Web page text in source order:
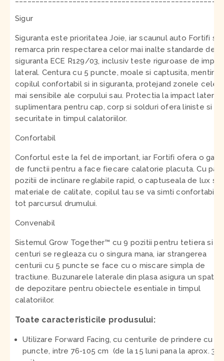
Sigur
Siguranta este prioritatea Joie, iar scaunul auto Fortifi se
remarca prin respectarea celor mai inalte standarde de
siguranta ECE R129/03, inclusiv teste riguroase de
lateral. Centura cu 5 puncte, moale si captusita, mentine
copilul confortabil si in siguranta, protejand zonele cele
mai sensibile ale corpului sau. Protectia la impact lateral
suplimentara pentru cap, corp si solduri ofera liniste si
securitate in timpul calatoriilor.
Confortabil
Confortul este la fel de important, iar Fortifi ofera o
de functii pentru a face fiecare calatorie placuta. Cu
pozitii de inclinare reglabile rapid, o captuseala de lux si
materiale de calitate, copilul tau se va simti confortabil
tot parcursul drumului.
Convenabil
Sistemul Grow Together™ cu 9 pozitii pentru tetiera si
centuri se regleaza cu o singura mana, iar strangerea
centurii cu 5 puncte se face cu o miscare simpla de
tractiune. Buzunarele laterale din plasa asigura un spatiu
de depozitare pentru obiectele esentiale in timpul
calatoriilor.
Toate caracteristicile produsului:
Utilizare Forward Facing, cu centurile de prindere cu 5
puncte, intre 76-105 cm (de la 15 luni pana la aprox. 3.5